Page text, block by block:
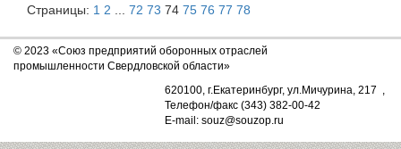
Страницы: 1 2 72 73 74 75 76 77 78
© 2023 «Союз предприятий оборонных отраслей
промышленности Свердловской области»
620100, г.Екатеринбург, ул.Мичурина, 217 ,
Телефон/факс (343) 382-00-42
E-mail: souz@souzop.ru